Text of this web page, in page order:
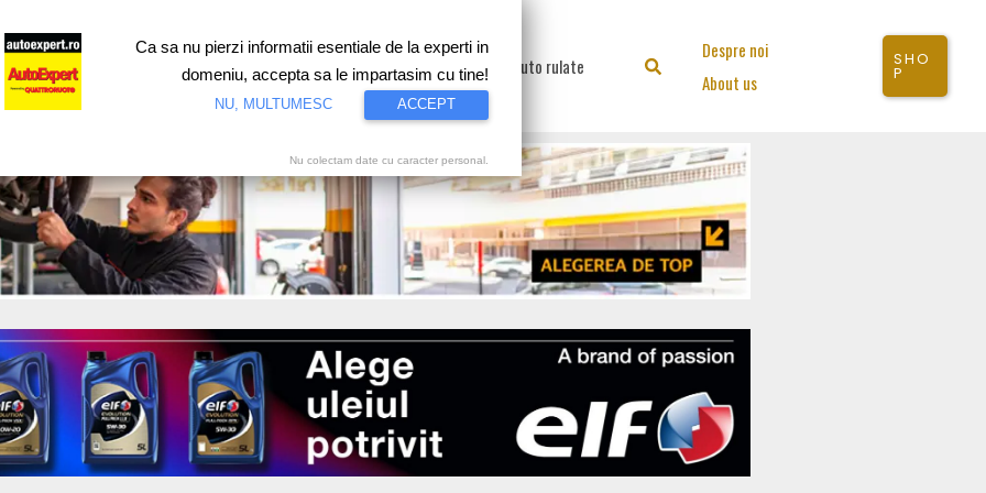
Test drive Motorsport Proiecte speciale Video Auto rulate Search
Despre noi
About us
SHO
P
Ca sa nu pierzi informatii esentiale de la experti in
domeniu, accepta sa le impartasim cu tine!
NU, MULTUMESC ACCEPT
Nu colectam date cu caracter personal.